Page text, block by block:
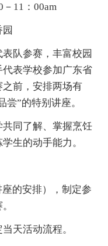
11：00am
队参赛，丰富校园
表学校参加广东省
前，安排两场有
尝”的特别讲座。
同了解、掌握烹饪
生的动手能力。
的安排），制定参
天活动流程。